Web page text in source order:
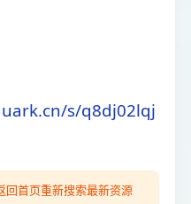
s/q8dj02lqj
首页重新搜索最新资源